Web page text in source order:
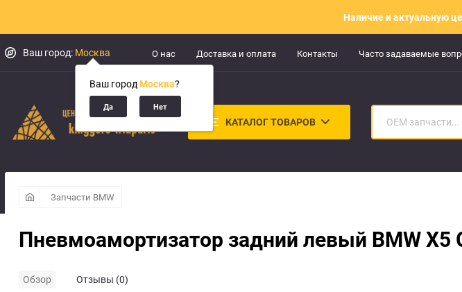
Наличие и актуальную
Ваш город: Москва
Ваш город Москва?
О нас Доставка и оплата Контакты Часто задаваемые
КАТАЛОГ ТОВАРОВ
Запчасти BMW
Пневмоамортизатор задний левый BMW X5
Обзор Отзывы (0)